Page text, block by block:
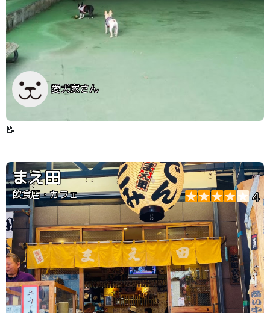
愛犬家さん
📝
まえ田
飲食店・カフェ 4